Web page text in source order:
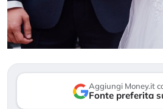
Aggiungi Money.it
Fonte preferita